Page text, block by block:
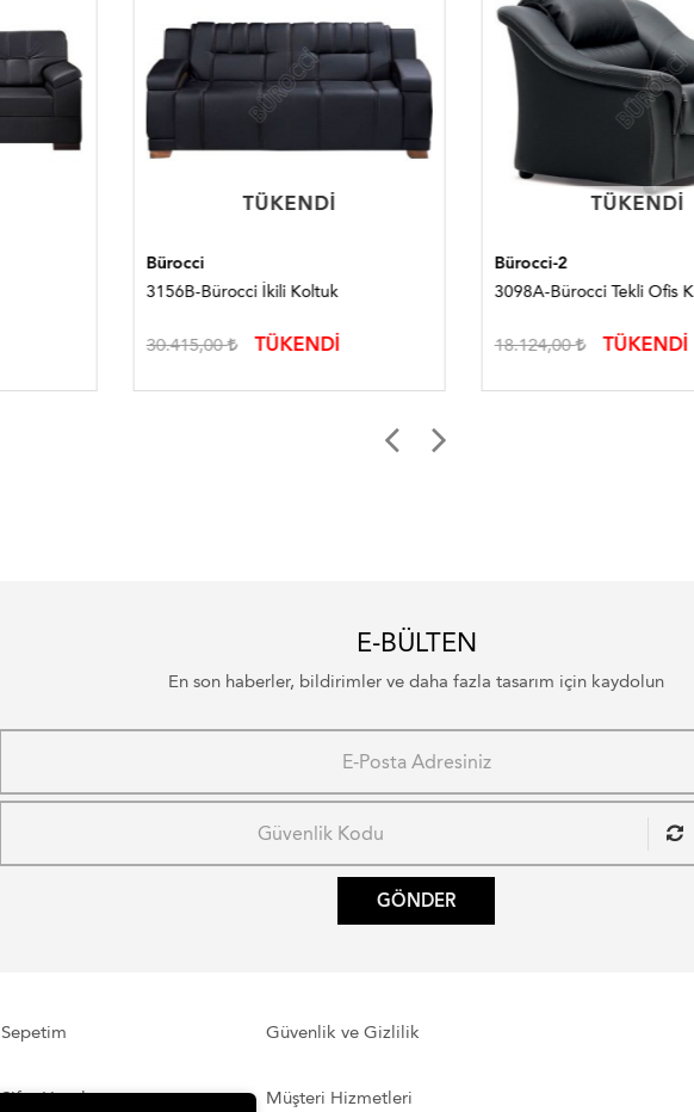
TÜKENDI
TÜKENDI
Bürocci
3156B-Bürocci İkili Koltuk
30.415,00 TÜKENDİ
TÜKENDI
TÜKENDI
Bürocci-2
3098A-Bürocci Tekli Ofis Kanepe
18.124,00 TÜKENDİ
E-BÜLTEN
En son haberler, bildirimler ve daha fazla tasarım için kaydolun
GÖNDER
Sepetim
Şifre Hatırlatma
Güvenlik ve Gizlilik
Müşteri Hizmetleri